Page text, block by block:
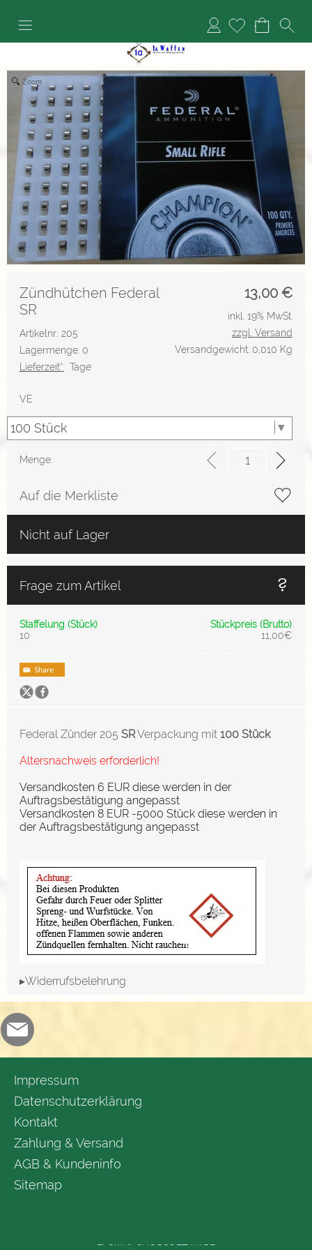
Anmelden
Zoom
13,00 €
Zündhütchen Federal
SR
Artikelnr.: 205
Lagermenge: 0
Lieferzeit*: Tage
inkl. 19% MwSt.
zzgl. Versand
Versandgewicht: 0,010 Kg
VE
Menge:
Auf die Merkliste
Nicht auf Lager
Frage zum Artikel
Staffelung (Stück)
Stückpreis (Brutto)
10
11,00€
Federal Zünder 205 SRVerpackung mit 100 Stück
Altersnachweis erforderlich!
Versandkosten 6 EUR diese werden in der
Auftragsbestätigung angepasst
Versandkosten 8 EUR -5000 Stück diese werden in
der Auftragsbestätigung angepasst
▸Widerrufsbelehrung
Impressum
Datenschutzerklärung
Kontakt
Zahlung & Versand
AGB & Kundeninfo
Sitemap